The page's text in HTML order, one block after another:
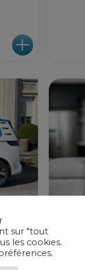
mardi
sur "tout
les cookies.